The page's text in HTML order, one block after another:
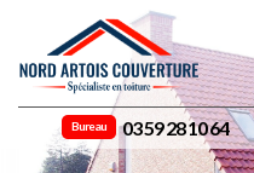
Bureau 03 59 28 10 64